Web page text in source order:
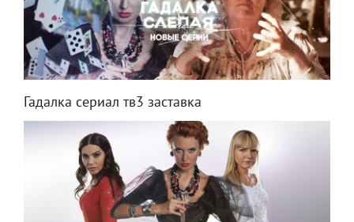
Гадалка сериал тв3 заставка